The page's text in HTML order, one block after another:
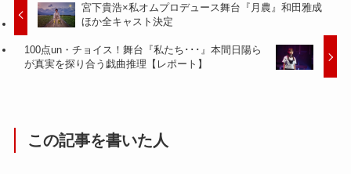
宮下貴浩×私オムプロデュース舞台『月農』和田雅成
ほか全キャスト決定
100点un・チョイス！舞台『私たち･･･』本間日陽ら
が真実を探り合う戯曲推理【レポート】
この記事を書いた人